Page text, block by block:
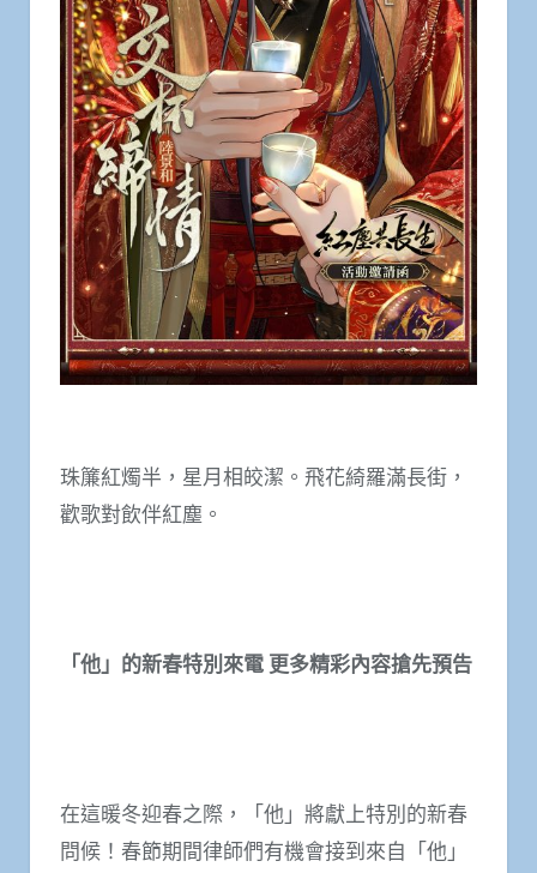
珠簾紅燭半，星月相皎潔。飛花綺羅滿長街，
歡歌對飲伴紅塵。
「他」的新春特別來電 更多精彩內容搶先預告
在這暖冬迎春之際，「他」將獻上特別的新春
問候！春節期間律師們有機會接到來自「他」